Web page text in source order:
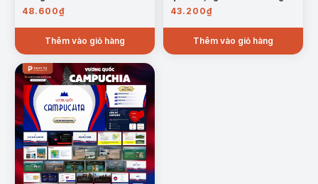
48.600₫
Thêm vào giỏ hàng
43.200₫
Thêm vào giỏ hàng